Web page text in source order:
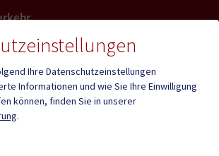
Ihre Datenschutzeinstellungen
Informationen und wie Sie Ihre Einwilligung
können, finden Sie in unserer
.